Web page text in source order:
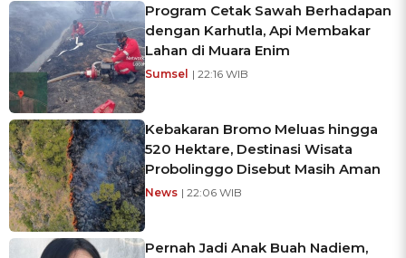
Program Cetak Sawah Berhadapan
dengan Karhutla, Api Membakar
Lahan di Muara Enim
Sumsel | 22:16 WIB
Kebakaran Bromo Meluas hingga
520 Hektare, Destinasi Wisata
Probolinggo Disebut Masih Aman
News | 22:06 WIB
Pernah Jadi Anak Buah Nadiem,